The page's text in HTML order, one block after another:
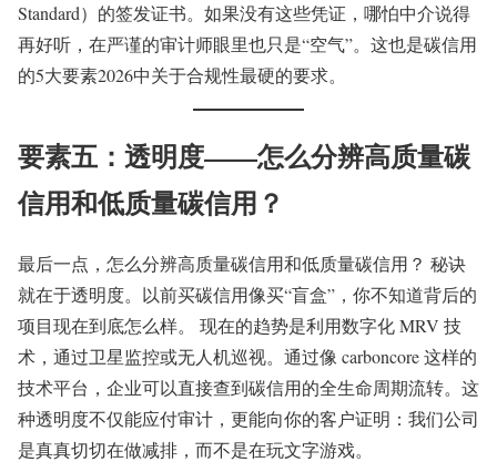
Standard）的签发证书。如果没有这些凭证，哪怕中介说得
再好听，在严谨的审计师眼里也只是“空气”。这也是碳信用
的5大要素2026中关于合规性最硬的要求。
要素五：透明度——怎么分辨高质量碳
信用和低质量碳信用？
最后一点，怎么分辨高质量碳信用和低质量碳信用？ 秘诀
就在于透明度。以前买碳信用像买“盲盒”，你不知道背后的
项目现在到底怎么样。 现在的趋势是利用数字化 MRV 技
术，通过卫星监控或无人机巡视。通过像 carboncore 这样的
技术平台，企业可以直接查到碳信用的全生命周期流转。这
种透明度不仅能应付审计，更能向你的客户证明：我们公司
是真真切切在做减排，而不是在玩文字游戏。